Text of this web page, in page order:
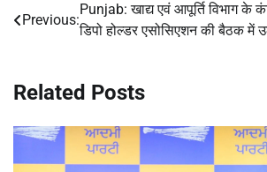
Post
Previous:
Punjab: खाद्य एवं आपूर्ति विभाग के
डिपो होल्डर एसोसिएशन की बैठक में
Related Posts